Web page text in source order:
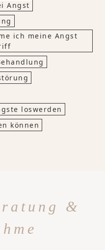
Angst
ich meine Angst
loswerden
können
&